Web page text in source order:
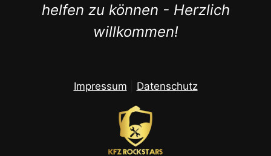
helfen zu können - Herzlich
willkommen!
Impressum Datenschutz